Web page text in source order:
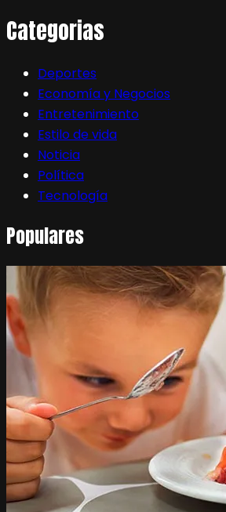
Categorias
Deportes
Economía y Negocios
Entretenimiento
Estilo de vida
Noticia
Política
Tecnología
Populares